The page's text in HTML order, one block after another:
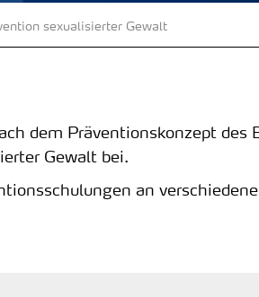
sexualisierter Gewalt
dem Präventionskonzept
Gewalt bei.
an